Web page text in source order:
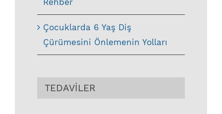
Çocuklarda 6 Yaş Diş
Çürümesini Önlemenin Yolları
TEDAVİLER